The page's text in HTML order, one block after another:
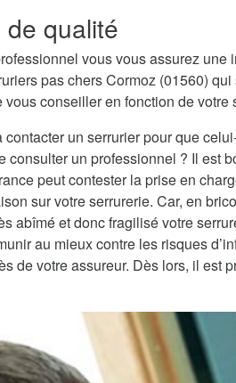
qualité
vous vous assurez
pas chers Cormoz (01560)
conseiller en fonction de votre
un serrurier pour que
consulter un professionnel ? Il est
peut contester la prise en
sur votre serrurerie. Car, en
abîmé et donc fragilisé votre
au mieux contre les risques
de votre assureur. Dès lors, il est